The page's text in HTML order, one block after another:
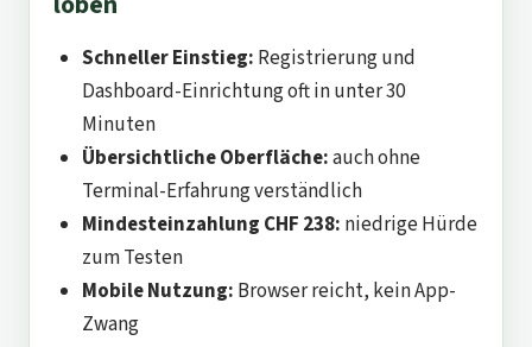
Schneller Einstieg: Registrierung und
Dashboard-Einrichtung oft in unter 30
Minuten
Übersichtliche Oberfläche:auch ohne
Terminal-Erfahrung verständlich
Mindesteinzahlung CHF 238: niedrige Hürde
zum Testen
Mobile Nutzung: Browser reicht, kein App-
Zwang